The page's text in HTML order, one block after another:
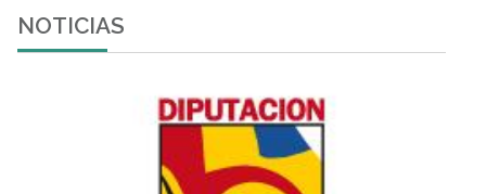
NOTICIAS